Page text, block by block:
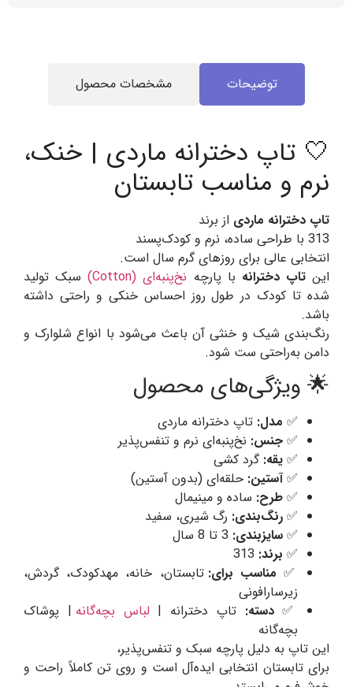
توضیحات مشخصات محصول
🤍 تاپ دخترانه ماردی | خنک،
نرم و مناسب تابستان
تاپ دخترانه ماردی از برند
313 با طراحی ساده، نرم و کودک‌پسند
انتخابی عالی برای روزهای گرم سال است.
اینتاپ دخترانه با پارچه نخ‌پنبه‌ای (Cotton)
سبک تولید
شده تا کودک در طول روز احساس خنکی و راحتی داشته
باشد.
رنگ‌بندی شیک و خنثی آن باعث می‌شود با انواع شلوارک و
دامن به‌راحتی ست شود.
🌟 ویژگی‌های محصول
✅ مدل: تاپ دخترانه ماردی
✅ جنس: نخ‌پنبه‌ای نرم و تنفس‌پذیر
✅ یقه: گرد کشی
✅آستین: حلقه‌ای (بدون آستین)
✅ طرح: ساده و مینیمال
✅ رنگ‌بندی: رگ شیری، سفید
✅ سایزبندی:
✅ برند:
✅ مناسب برای: تابستان، خانه، مهدکودک، گردش،
زیرسارافونی
✅دسته: تاپ دخترانه | لباس بچه‌گانه | پوشاک
بچه‌گانه
این تاپ به دلیل پارچه سبک و تنفس‌پذیر،
برای تابستان انتخابی ایده‌آل است و روی تن کاملاً راحت و